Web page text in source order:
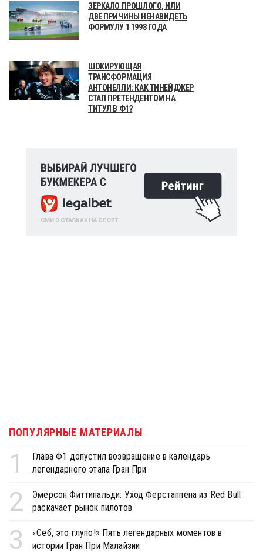
ЗЕРКАЛО ПРОШЛОГО, ИЛИ
ДВЕ ПРИЧИНЫ НЕНАВИДЕТЬ
ФОРМУЛУ 1 1998 ГОДА
ШОКИРУЮЩАЯ
ТРАНСФОРМАЦИЯ
АНТОНЕЛЛИ: КАК ТИНЕЙДЖЕР
СТАЛ ПРЕТЕНДЕНТОМ НА
ТИТУЛ В Ф1?
ПОПУЛЯРНЫЕ МАТЕРИАЛЫ
1
Глава Ф1 допустил возвращение в календарь
легендарного этапа Гран При
2
Эмерсон Фиттипальди: Уход Ферстаппена из Red Bull
раскачает рынок пилотов
3
«Себ, это глупо!» Пять легендарных моментов в
истории Гран При Малайзии